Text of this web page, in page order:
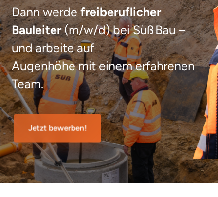
Dann werde freiberuflicher
Bauleiter (m/w/d) bei Süß Bau –
und arbeite auf
Augenhöhe mit einem erfahrenen
Team.
Jetzt bewerben!